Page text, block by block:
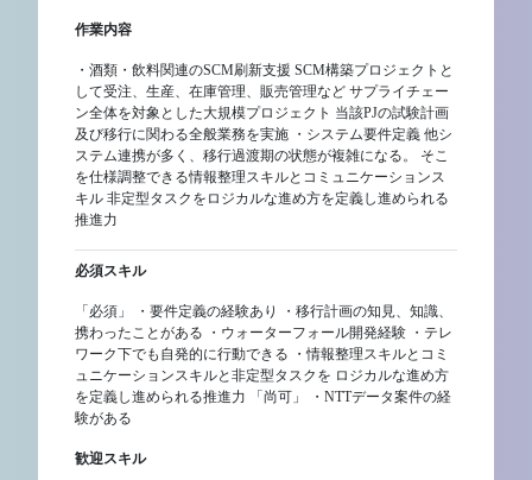
作業内容
・酒類・飲料関連のSCM刷新支援 SCM構築プロジェクトと
して受注、生産、在庫管理、販売管理など サプライチェー
ン全体を対象とした大規模プロジェクト 当該PJの試験計画
及び移行に関わる全般業務を実施 ・システム要件定義 他シ
ステム連携が多く、移行過渡期の状態が複雑になる。 そこ
を仕様調整できる情報整理スキルとコミュニケーションス
キル 非定型タスクをロジカルな進め方を定義し進められる
推進力
必須スキル
「必須」 ・要件定義の経験あり ・移行計画の知見、知識、
携わったことがある ・ウォーターフォール開発経験 ・テレ
ワーク下でも自発的に行動できる ・情報整理スキルとコミ
ュニケーションスキルと非定型タスクを ロジカルな進め方
を定義し進められる推進力 「尚可」 ・NTTデータ案件の経
験がある
歓迎スキル